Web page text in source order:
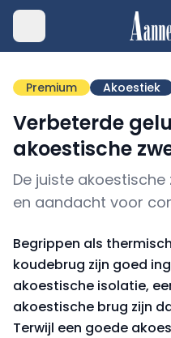
Premium Akoestiek
Verbeterde
akoestische
De juiste
en aandacht voor
Begrippen als
koudebrug zijn goed
akoestische isolatie,
akoestische brug zijn
Terwijl een goede